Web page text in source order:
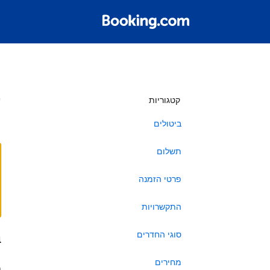
קטגוריות
ביטולים
תשלום
פרטי הזמנה
התקשרויות
סוגי החדרים
מחירים